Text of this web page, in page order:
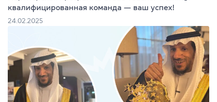
квалифицированная команда — ваш успех!
24.02.2025